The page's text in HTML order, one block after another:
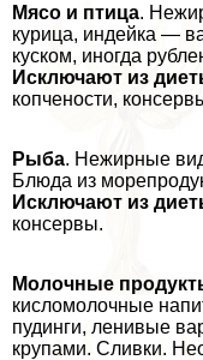
Мясо и птица.
курица, индейка —
куском, иногда
Исключают из
копчености,
Рыба. Нежирные
Блюда из
Исключают из
консервы.
Молочные
кисломолочные
пудинги, ленивые
крупами. Сливки.